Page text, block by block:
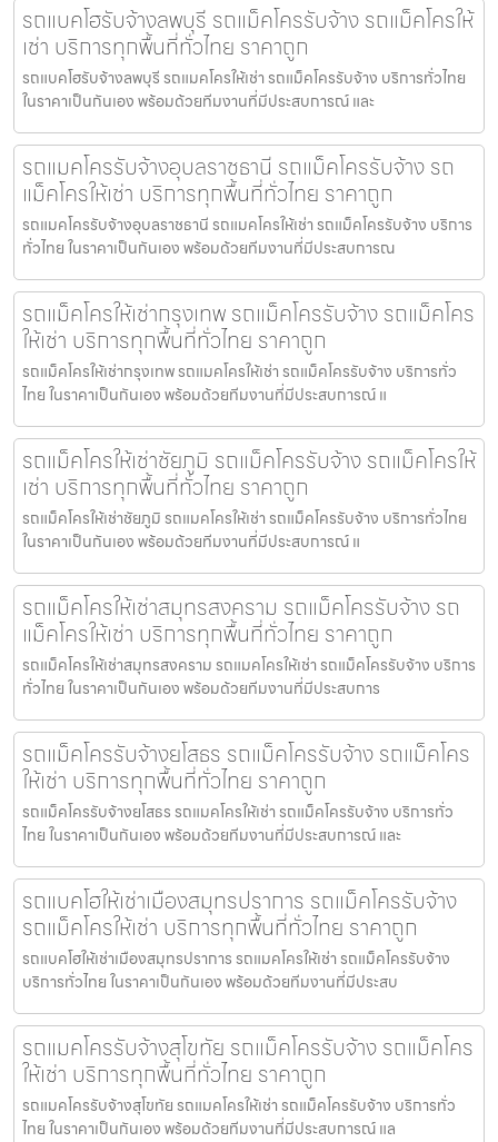
รถแบคโฮรับจ้างลพบุรี รถแม็คโครรับจ้าง รถแม็คโครให้
เช่า บริการทุกพื้นที่ทั่วไทย ราคาถูก
รถแบคโฮรับจ้างลพบุรี รถแมคโครให้เช่า รถแม็คโครรับจ้าง บริการทั่วไทย
ในราคาเป็นกันเอง พร้อมด้วยทีมงานที่มีประสบการณ์ และ
รถแมคโครรับจ้างอุบลราชธานี รถแม็คโครรับจ้าง รถ
แม็คโครให้เช่า บริการทุกพื้นที่ทั่วไทย ราคาถูก
รถแมคโครรับจ้างอุบลราชธานี รถแมคโครให้เช่า รถแม็คโครรับจ้าง บริการ
ทั่วไทย ในราคาเป็นกันเอง พร้อมด้วยทีมงานที่มีประสบการณ
รถแม็คโครให้เช่ากรุงเทพ รถแม็คโครรับจ้าง รถแม็คโคร
ให้เช่า บริการทุกพื้นที่ทั่วไทย ราคาถูก
รถแม็คโครให้เช่ากรุงเทพ รถแมคโครให้เช่า รถแม็คโครรับจ้าง บริการทั่ว
ไทย ในราคาเป็นกันเอง พร้อมด้วยทีมงานที่มีประสบการณ์ แ
รถแม็คโครให้เช่าชัยภูมิ รถแม็คโครรับจ้าง รถแม็คโครให้
เช่า บริการทุกพื้นที่ทั่วไทย ราคาถูก
รถแม็คโครให้เช่าชัยภูมิ รถแมคโครให้เช่า รถแม็คโครรับจ้าง บริการทั่วไทย
ในราคาเป็นกันเอง พร้อมด้วยทีมงานที่มีประสบการณ์ แ
รถแม็คโครให้เช่าสมุทรสงคราม รถแม็คโครรับจ้าง รถ
แม็คโครให้เช่า บริการทุกพื้นที่ทั่วไทย ราคาถูก
รถแม็คโครให้เช่าสมุทรสงคราม รถแมคโครให้เช่า รถแม็คโครรับจ้าง บริการ
ทั่วไทย ในราคาเป็นกันเอง พร้อมด้วยทีมงานที่มีประสบการ
รถแม็คโครรับจ้างยโสธร รถแม็คโครรับจ้าง รถแม็คโคร
ให้เช่า บริการทุกพื้นที่ทั่วไทย ราคาถูก
รถแม็คโครรับจ้างยโสธร รถแมคโครให้เช่า รถแม็คโครรับจ้าง บริการทั่ว
ไทย ในราคาเป็นกันเอง พร้อมด้วยทีมงานที่มีประสบการณ์ และ
รถแบคโฮให้เช่าเมืองสมุทรปราการ รถแม็คโครรับจ้าง
รถแม็คโครให้เช่า บริการทุกพื้นที่ทั่วไทย ราคาถูก
รถแบคโฮให้เช่าเมืองสมุทรปราการ รถแมคโครให้เช่า รถแม็คโครรับจ้าง
บริการทั่วไทย ในราคาเป็นกันเอง พร้อมด้วยทีมงานที่มีประสบ
รถแมคโครรับจ้างสุโขทัย รถแม็คโครรับจ้าง รถแม็คโคร
ให้เช่า บริการทุกพื้นที่ทั่วไทย ราคาถูก
รถแมคโครรับจ้างสุโขทัย รถแมคโครให้เช่า รถแม็คโครรับจ้าง บริการทั่ว
ไทย ในราคาเป็นกันเอง พร้อมด้วยทีมงานที่มีประสบการณ์ แล